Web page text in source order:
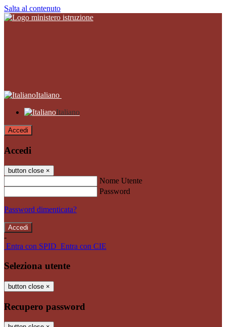
Salta al contenuto
Italiano
Italiano
Accedi
Accedi
button close ×
Nome Utente
Password
Password dimenticata?
-
Entra con SPID Entra con CIE
Seleziona utente
button close ×
Recupero password